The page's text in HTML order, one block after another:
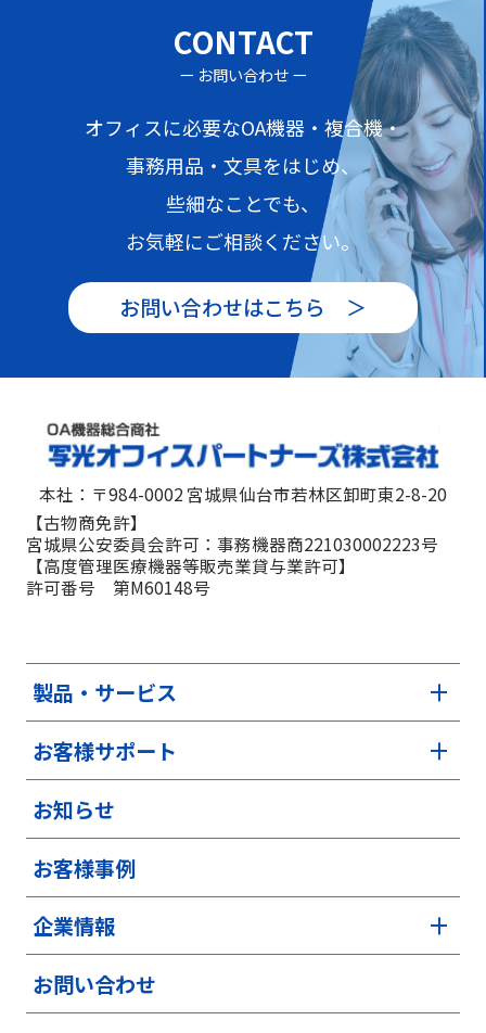
CONTACT
ー お問い合わせ ー
オフィスに必要なOA機器・複合機・
事務用品・文具をはじめ、
些細なことでも、
お気軽にご相談ください。
お問い合わせはこちら ＞
本社：〒984-0002 宮城県仙台市若林区卸町東2-8-20
【古物商免許】
宮城県公安委員会許可：事務機器商221030002223号
【高度管理医療機器等販売業貸与業許可】
許可番号 第M60148号
製品・サービス
お客様サポート
お知らせ
お客様事例
企業情報
お問い合わせ